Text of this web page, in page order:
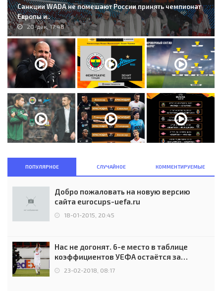
Санкции WADA не помешают России принять чемпионат
Европы и..
20-дек, 17:48
ПОПУЛЯРНОЕ СЛУЧАЙНОЕ КОММЕНТИРУЕМЫЕ
Добро пожаловать на новую версию
сайта eurocups-uefa.ru
18-01-2015, 20:45
Нас не догонят. 6-е место в таблице
коэффициентов УЕФА остаётся за
Россией
23-02-2018, 08:17